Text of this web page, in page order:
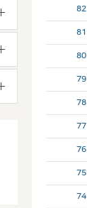
82
81
80
79
78
77
76
75
74